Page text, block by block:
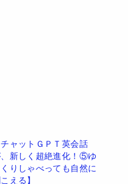
チャットＧＰＴ英会話
新しく超絶進化！⑤ゆ
くりしゃべっても自然に
える】